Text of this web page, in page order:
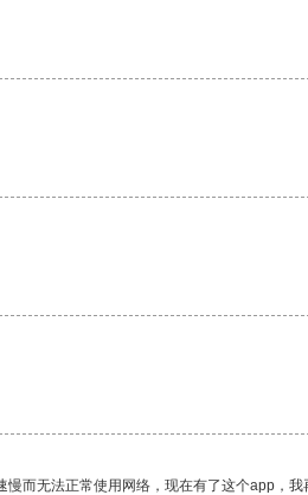
而无法正常使用网络，现在有了这个app，我